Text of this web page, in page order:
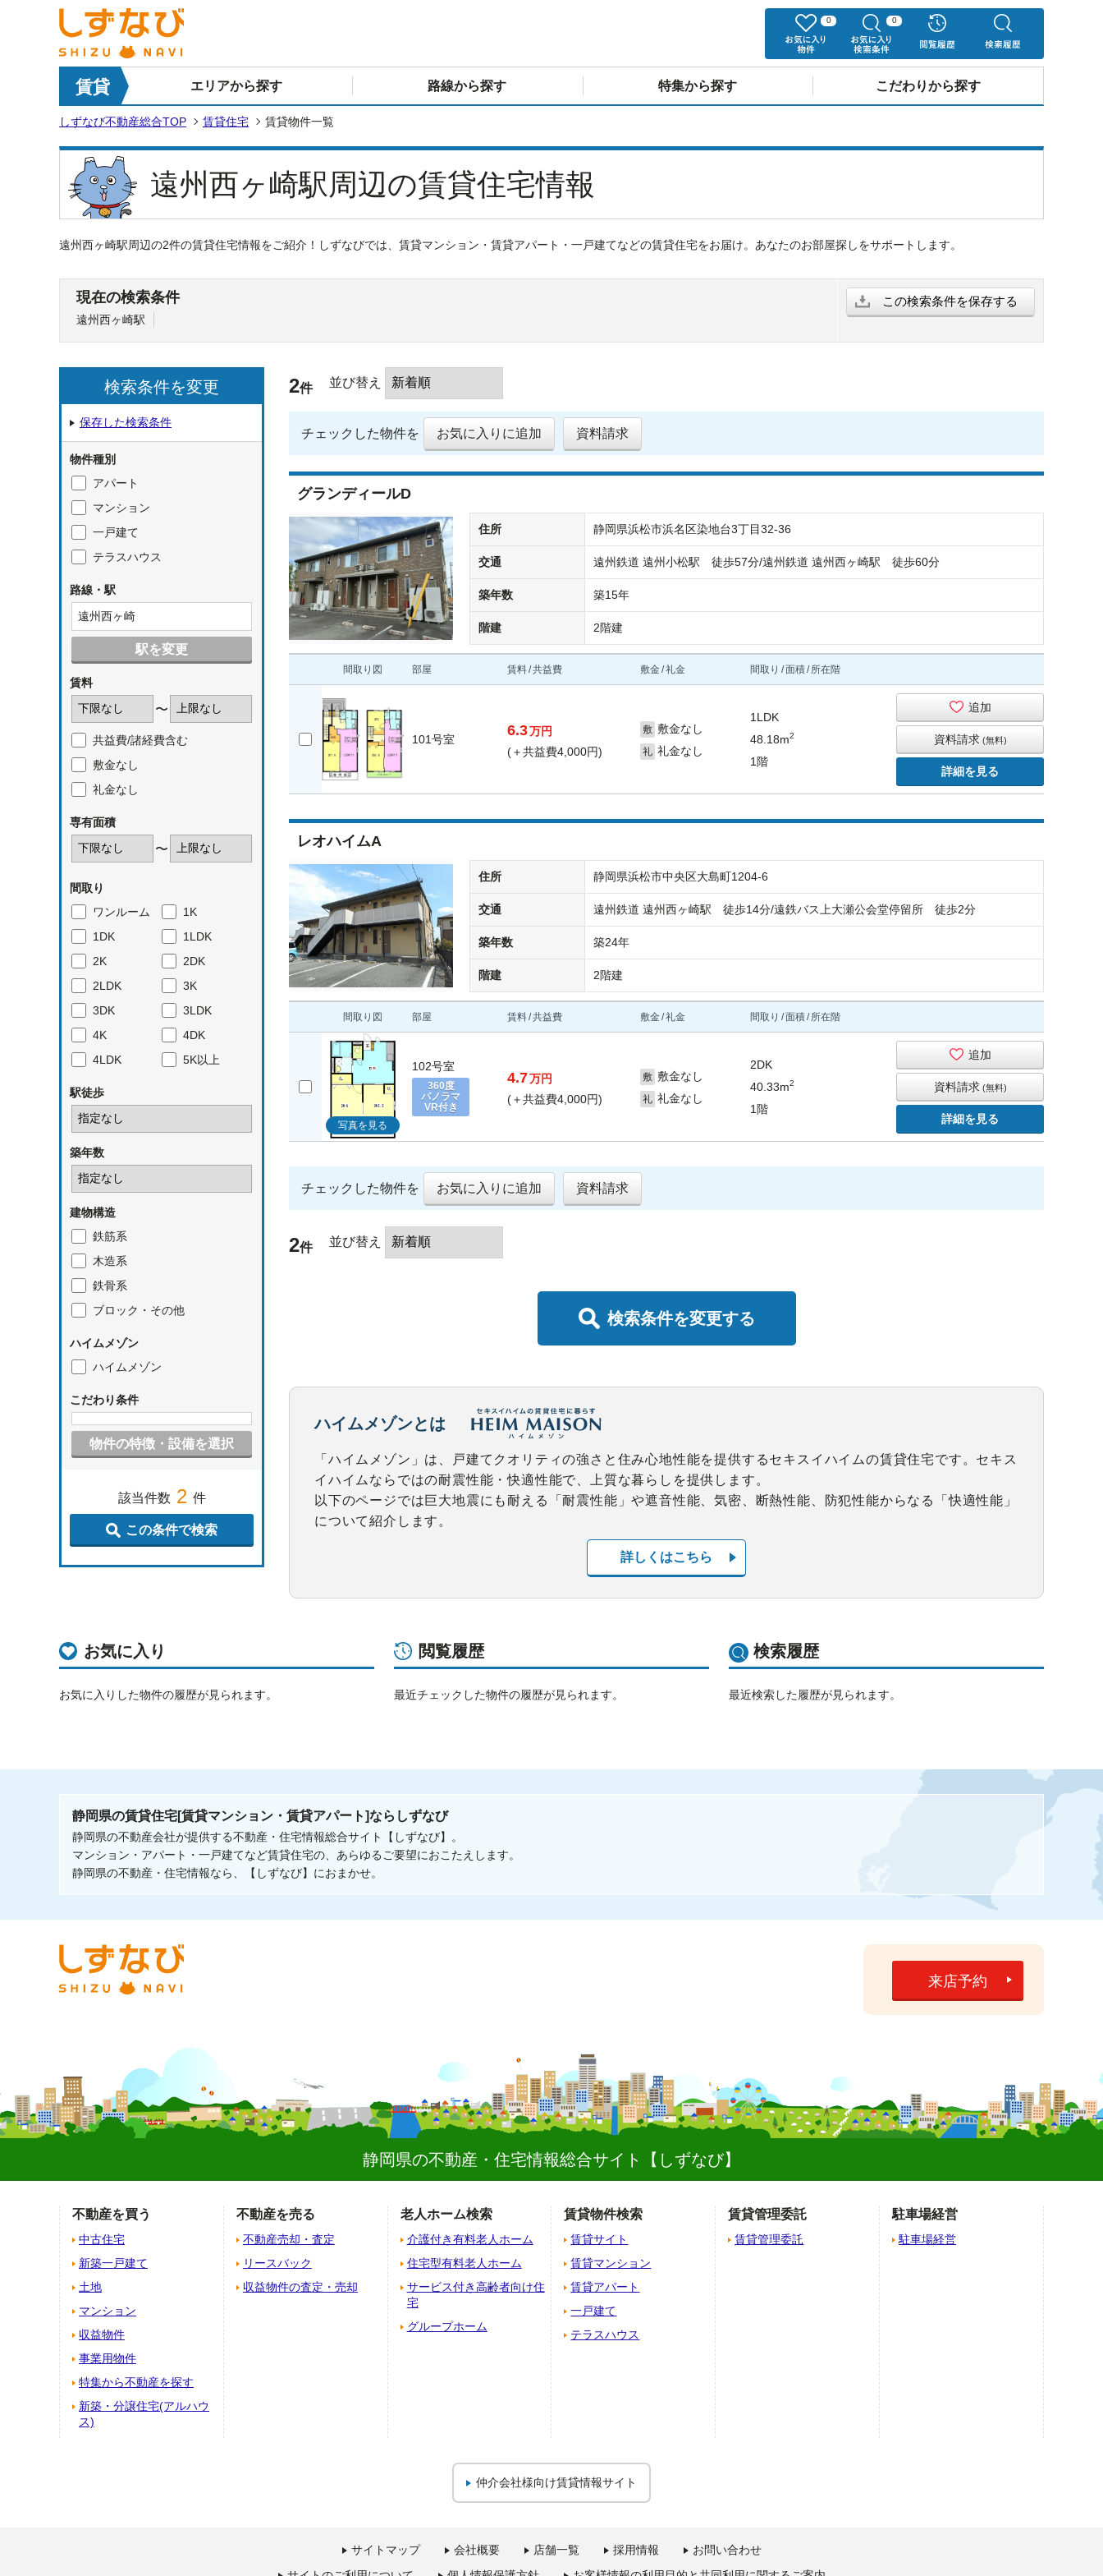
0 0
賃貸 エリアから探す 路線から探す 特集から探す こだわりから探す
しずなび不動産総合TOP 賃貸住宅 賃貸物件一覧
遠州西ヶ崎駅周辺の賃貸住宅情報
遠州西ヶ崎駅周辺の2件の賃貸住宅情報をご紹介！しずなびでは、賃貸マンション・賃貸アパート・一戸建てなどの賃貸住宅をお届け。あなたのお部屋探しをサポートします。
現在の検索条件
遠州西ヶ崎駅
この検索条件を保存する
2件 並び替え
チェックした物件を お気に入りに追加 資料請求
グランディールD
住所 静岡県浜松市浜名区染地台3丁目32-36
交通 遠州鉄道 遠州小松駅 徒歩57分/遠州鉄道 遠州西ヶ崎駅 徒歩60分
築年数 築15年
階建 2階建
間取り図 部屋 賃料 共益費 敷金 礼金 間取り 面積 所在階
101号室
6.3万円
(＋共益費4,000円)
敷 敷金なし
礼 礼金なし
1LDK
48.18m2
1階
追加
資料請求 (無料)
詳細を見る
レオハイムA
住所 静岡県浜松市中央区大島町1204-6
交通 遠州鉄道 遠州西ヶ崎駅 徒歩14分/遠鉄バス上大瀬公会堂停留所 徒歩2分
築年数 築24年
階建 2階建
間取り図 部屋 賃料 共益費 敷金 礼金 間取り 面積 所在階
写真を見る
102号室
360度
パノラマ
VR付き
4.7万円
(＋共益費4,000円)
敷 敷金なし
礼 礼金なし
2DK
40.33m2
1階
追加
資料請求 (無料)
詳細を見る
チェックした物件を お気に入りに追加 資料請求
2件 並び替え
検索条件を変更する
ハイムメゾンとは
「ハイムメゾン」は、戸建てクオリティの強さと住み心地性能を提供するセキスイハイムの賃貸住宅です。セキス
イハイムならではの耐震性能・快適性能で、上質な暮らしを提供します。
以下のページでは巨大地震にも耐える「耐震性能」や遮音性能、気密、断熱性能、防犯性能からなる「快適性能」
について紹介します。
詳しくはこちら
検索条件を変更
保存した検索条件
物件種別
アパート
マンション
一戸建て
テラスハウス
路線・駅
遠州西ヶ崎
駅を変更
賃料
〜
共益費/諸経費含む
敷金なし
礼金なし
専有面積
〜
間取り
ワンルーム
1K
1DK
1LDK
2K
2DK
2LDK
3K
3DK
3LDK
4K
4DK
4LDK
5K以上
駅徒歩
築年数
建物構造
鉄筋系
木造系
鉄骨系
ブロック・その他
ハイムメゾン
ハイムメゾン
こだわり条件
物件の特徴・設備を選択
該当件数 2 件
この条件で検索
お気に入り
お気に入りした物件の履歴が見られます。
閲覧履歴
最近チェックした物件の履歴が見られます。
検索履歴
最近検索した履歴が見られます。
静岡県の賃貸住宅[賃貸マンション・賃貸アパート]ならしずなび
静岡県の不動産会社が提供する不動産・住宅情報総合サイト【しずなび】。
マンション・アパート・一戸建てなど賃貸住宅の、あらゆるご要望におこたえします。
静岡県の不動産・住宅情報なら、【しずなび】におまかせ。
来店予約
静岡県の不動産・住宅情報総合サイト 【しずなび】
不動産を買う
中古住宅
新築一戸建て
土地
マンション
収益物件
事業用物件
特集から不動産を探す
新築・分譲住宅(アルハウ
ス)
不動産を売る
不動産売却・査定
リースバック
収益物件の査定・売却
老人ホーム検索
介護付き有料老人ホーム
住宅型有料老人ホーム
サービス付き高齢者向け住
宅
グループホーム
賃貸物件検索
賃貸サイト
賃貸マンション
賃貸アパート
一戸建て
テラスハウス
賃貸管理委託
賃貸管理委託
駐車場経営
駐車場経営
仲介会社様向け賃貸情報サイト
サイトマップ 会社概要 店舗一覧 採用情報
お問い合わせ